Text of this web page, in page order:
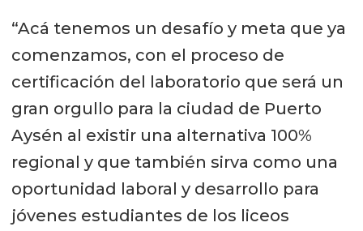
“Acá tenemos un desafío y meta que ya
comenzamos, con el proceso de
certificación del laboratorio que será un
gran orgullo para la ciudad de Puerto
Aysén al existir una alternativa 100%
regional y que también sirva como una
oportunidad laboral y desarrollo para
jóvenes estudiantes de los liceos